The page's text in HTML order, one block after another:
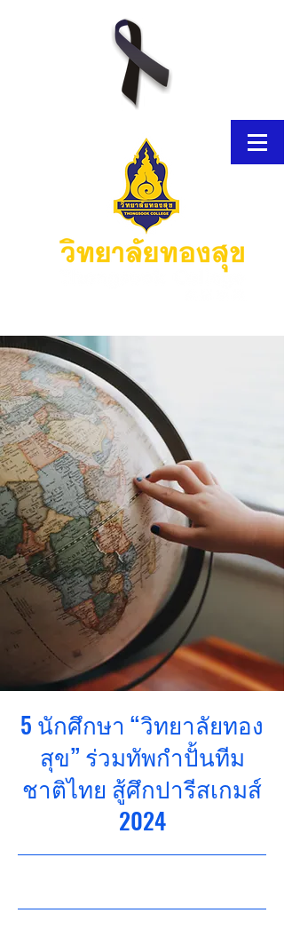
E-Brochure
Thongsook MOOC
5 นักศึกษา “วิทยาลัยทอง
สุข” ร่วมทัพกำปั้นทีม
ชาติไทย สู้ศึกปารีสเกมส์
2024